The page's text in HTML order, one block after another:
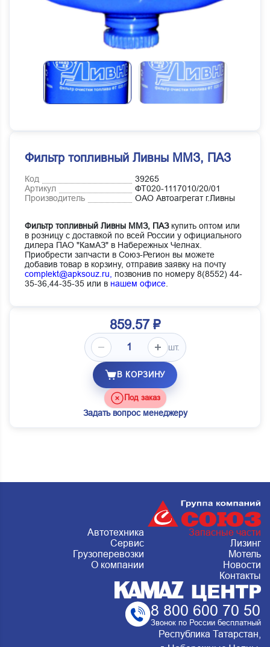
Фильтр топливный Ливны ММЗ, ПАЗ
Код
39265
Артикул
ФТ020-1117010/20/01
Производитель
ОАО Автоагрегат г.Ливны
Фильтр топливный Ливны ММЗ, ПАЗкупить оптом или
в розницу с доставкой по всей России у официального
дилера ПАО "КамАЗ" в Набережных Челнах.
Приобрести запчасти в Союз-Регион вы можете
добавив товар в корзину, отправив заявку на почту
complekt@apksouz.ru,
позвонив по номеру 8(8552) 44-
35-36,44-35-35 или в нашем офисе
859.57 ₽
шт.
В КОРЗИНУ
Под заказ
Задать вопрос менеджеру
Автотехника
Запасные части
Сервис
Лизинг
Грузоперевозки
Мотель
О компании
Новости
Контакты
8 800 600 70 50
Звонок по России бесплатный
Республика Татарстан,